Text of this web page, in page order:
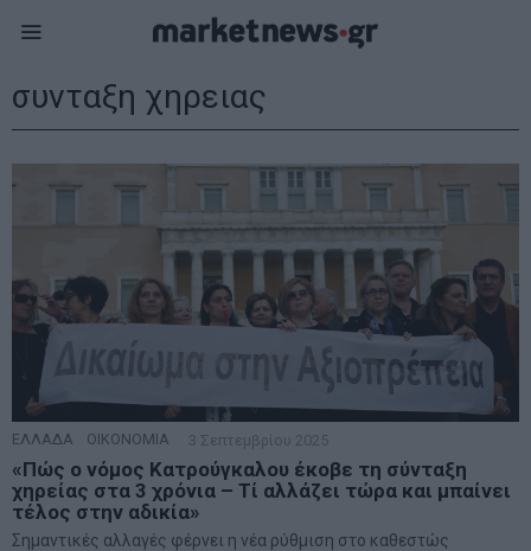
συνταξη χηρειας
ΕΛΛΑΔΑ ΟΙΚΟΝΟΜΙΑ 3 Σεπτεμβρίου 2025
«Πώς ο νόμος Κατρούγκαλου έκοβε τη σύνταξη
χηρείας στα 3 χρόνια – Τί αλλάζει τώρα και μπαίνει
τέλος στην αδικία»
Σημαντικές αλλαγές φέρνει η νέα ρύθμιση στο καθεστώς